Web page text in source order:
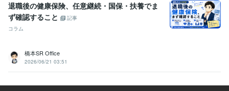
退職後の健康保険、任意継続・国保・扶養でま
ず確認すること
記事
コラム
橋本SR Office
2026/06/21 03:51